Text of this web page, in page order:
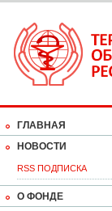
ГЛАВНАЯ
НОВОСТИ
RSS ПОДПИСКА
О ФОНДЕ